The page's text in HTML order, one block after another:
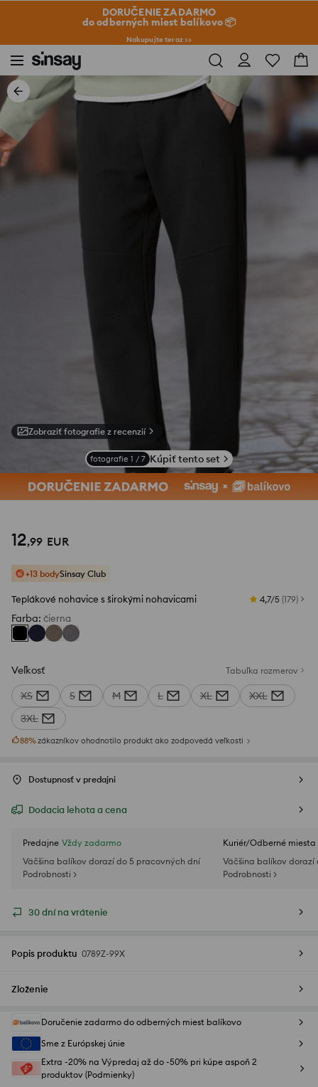
DORUČENIE ZADARMO
do odberných miest balíkovo 📦
Nakupujte teraz >>
Zobraziť fotografie z recenzií
fotografie 1 / 7 Kúpiť tento set
12,99 EUR
+13 bodySinsay Club
Teplákové nohavice s širokými nohavicami 4,7/5 (179)
Farba: čierna
Veľkosť Tabuľka rozmerov
XS S M L XL
XXL
3XL
88%zákazníkov ohodnotilo produkt ako zodpovedá veľkosti
Dostupnosť v predajni
Dodacia lehota a cena
Predajne Vždy zadarmo
Väčšina balíkov dorazí do 5 pracovných dní
Podrobnosti >
Kuriér/Odberné miesta
Väčšina balíkov
Podrobnosti >
30 dní na vrátenie
Popis produktu 0789Z-99X
Zloženie
Doručenie zadarmo do odberných miest balíkovo
Sme z Európskej únie
Extra -20% na Výpredaj až do -50% pri kúpe aspoň 2
produktov (Podmienky)